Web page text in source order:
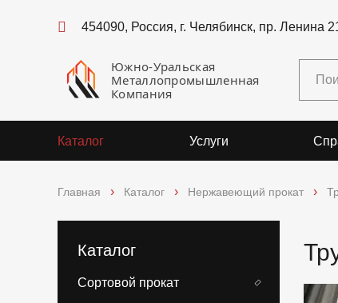
454090, Россия, г. Челябинск, пр. Ленина
Южно-Уральская
Металлопромышленная
Компания
Каталог Услуги
Главная Каталог Нержавеющий прокат
Каталог
Сортовой прокат